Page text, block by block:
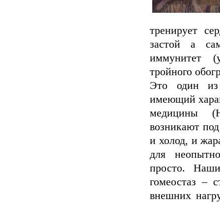
тренирует
застой а
иммунитет
тройного
Это один из
имеющий
медицины
возникают
и холод, и
для
просто.
гомеостаз –
внешних